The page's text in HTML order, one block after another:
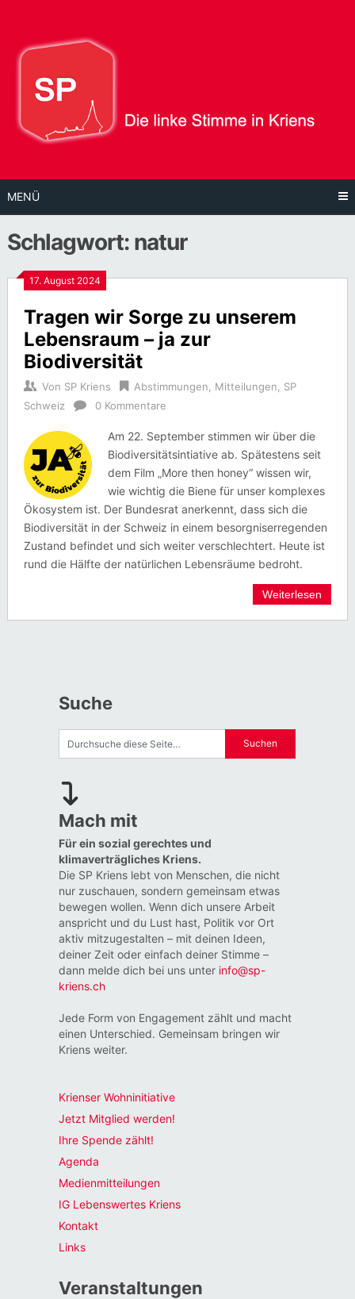
Inhalt
MENÜ
Schlagwort: natur
17. August 2024
Tragen wir Sorge zu unserem
Lebensraum – ja zur
Biodiversität
Von SP Kriens Abstimmungen Mitteilungen
SP
Schweiz
0 Kommentare
Am 22. September stimmen wir über die
Biodiversitätsintiative ab. Spätestens seit
dem Film „More then honey“ wissen wir,
wie wichtig die Biene für unser komplexes
Ökosystem ist. Der Bundesrat anerkennt, dass sich die
Biodiversität in der Schweiz in einem besorgniserregenden
Zustand befindet und sich weiter verschlechtert. Heute ist
rund die Hälfte der natürlichen Lebensräume bedroht.
Weiterlesen
Suche
Mach mit
Für ein sozial gerechtes und
klimaverträgliches Kriens.
Die SP Kriens lebt von Menschen, die nicht
nur zuschauen, sondern gemeinsam etwas
bewegen wollen. Wenn dich unsere Arbeit
anspricht und du Lust hast, Politik vor Ort
aktiv mitzugestalten – mit deinen Ideen,
deiner Zeit oder einfach deiner Stimme –
dann melde dich bei uns unter info@sp-
kriens.ch
Jede Form von Engagement zählt und macht
einen Unterschied. Gemeinsam bringen wir
Kriens weiter.
Krienser Wohninitiative
Jetzt Mitglied werden!
Ihre Spende zählt!
Agenda
Medienmitteilungen
IG Lebenswertes Kriens
Kontakt
Links
Veranstaltungen